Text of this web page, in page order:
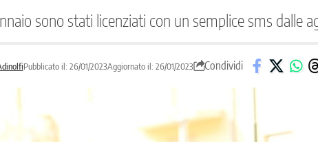
sono stati licenziati con un semplice sms dalle
Pubblicato il: 26/01/2023Aggiornato il: 26/01/2023 Condividi